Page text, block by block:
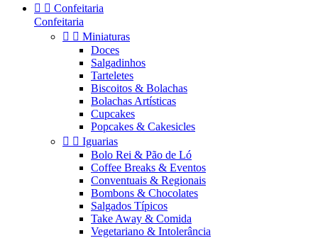
  Confeitaria
Confeitaria
  Miniaturas
Doces
Salgadinhos
Tarteletes
Biscoitos & Bolachas
Bolachas Artísticas
Cupcakes
Popcakes & Cakesicles
  Iguarias
Bolo Rei & Pão de Ló
Coffee Breaks & Eventos
Conventuais & Regionais
Bombons & Chocolates
Salgados Típicos
Take Away & Comida
Vegetariano & Intolerância